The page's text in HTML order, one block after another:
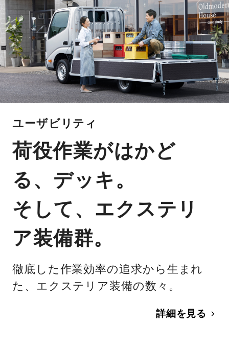
ユーザビリティ
荷役作業がはかど
る、デッキ。
そして、エクステリ
ア装備群。
徹底した作業効率の追求から生まれ
た、エクステリア装備の数々。
詳細を見る